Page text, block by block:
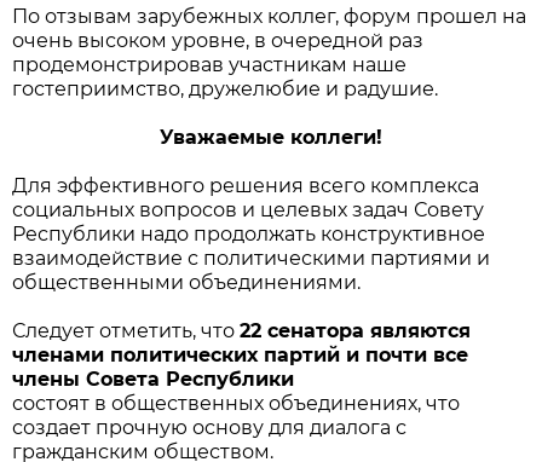
По отзывам зарубежных коллег, форум прошел на
очень высоком уровне, в очередной раз
продемонстрировав участникам наше
гостеприимство, дружелюбие и радушие.
Уважаемые коллеги!
Для эффективного решения всего комплекса
социальных вопросов и целевых задач Совету
Республики надо продолжать конструктивное
взаимодействие с политическими партиями и
общественными объединениями.
Следует отметить, что 22 сенатора являются
членами политических партий и почти все
члены Совета Республики
состоят в общественных объединениях, что
создает прочную основу для диалога с
гражданским обществом.